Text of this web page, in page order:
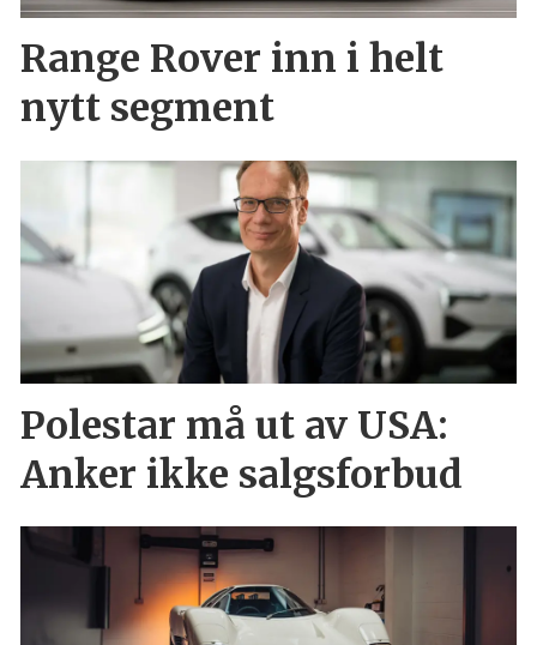
Range Rover inn i helt
nytt segment
Polestar må ut av USA:
Anker ikke salgsforbud